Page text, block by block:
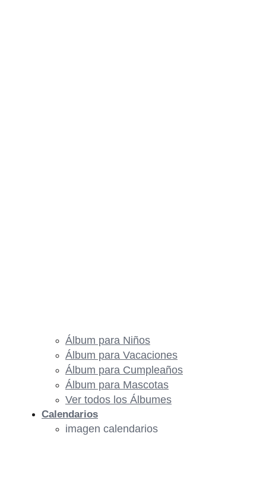
Álbum para Niños
Álbum para Vacaciones
Álbum para Cumpleaños
Álbum para Mascotas
Ver todos los Álbumes
Calendarios
imagen calendarios